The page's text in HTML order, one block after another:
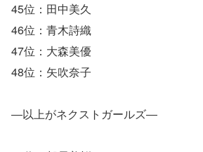
45位：田中美久
46位：青木詩織
47位：大森美優
48位：矢吹奈子
―以上がネクストガールズ―